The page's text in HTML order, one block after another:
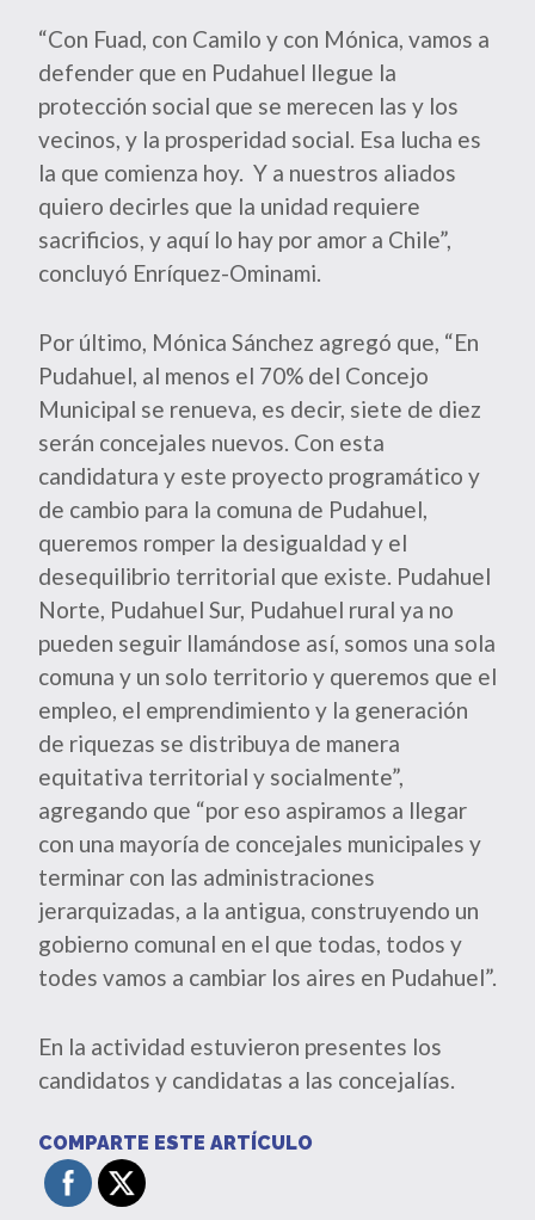
“Con Fuad, con Camilo y con Mónica, vamos a
defender que en Pudahuel llegue la
protección social que se merecen las y los
vecinos, y la prosperidad social. Esa lucha es
la que comienza hoy. Y a nuestros aliados
quiero decirles que la unidad requiere
sacrificios, y aquí lo hay por amor a Chile”,
concluyó Enríquez-Ominami.
Por último, Mónica Sánchez agregó que, “En
Pudahuel, al menos el 70% del Concejo
Municipal se renueva, es decir, siete de diez
serán concejales nuevos. Con esta
candidatura y este proyecto programático y
de cambio para la comuna de Pudahuel,
queremos romper la desigualdad y el
desequilibrio territorial que existe. Pudahuel
Norte, Pudahuel Sur, Pudahuel rural ya no
pueden seguir llamándose así, somos una sola
comuna y un solo territorio y queremos que el
empleo, el emprendimiento y la generación
de riquezas se distribuya de manera
equitativa territorial y socialmente”,
agregando que “por eso aspiramos a llegar
con una mayoría de concejales municipales y
terminar con las administraciones
jerarquizadas, a la antigua, construyendo un
gobierno comunal en el que todas, todos y
todes vamos a cambiar los aires en Pudahuel”.
En la actividad estuvieron presentes los
candidatos y candidatas a las concejalías.
COMPARTE ESTE ARTÍCULO